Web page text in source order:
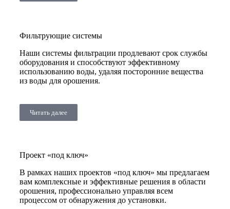
Фильтрующие системы
Наши системы фильтрации продлевают срок службы
оборудования и способствуют эффективному
использованию воды, удаляя посторонние вещества
из воды для орошения.
Читать далее
Проект «под ключ»
В рамках наших проектов «под ключ» мы предлагаем
вам комплексные и эффективные решения в области
орошения, профессионально управляя всем
процессом от обнаружения до установки.